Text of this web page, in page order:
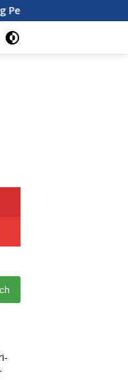
Sriwijaya